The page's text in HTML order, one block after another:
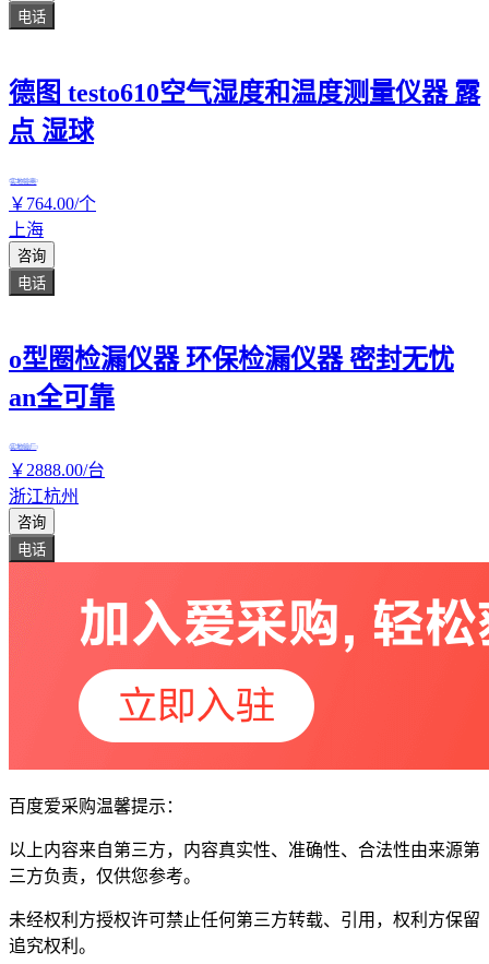
电话
德图 testo610空气湿度和温度测量仪器 露
点 湿球
实地验商
￥ 764.00/个
上海
咨询
电话
o型圈检漏仪器 环保检漏仪器 密封无忧
an全可靠
实地验厂
￥ 2888.00/台
浙江杭州
咨询
电话
百度爱采购温馨提示：
以上内容来自第三方，内容真实性、准确性、合法性由来源第
三方负责，仅供您参考。
未经权利方授权许可禁止任何第三方转载、引用，权利方保留
追究权利。